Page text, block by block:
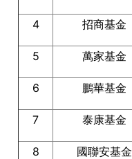
4 招商基金
5 萬家基金
6 鵬華基金
7 泰康基金
8 國聯安基金